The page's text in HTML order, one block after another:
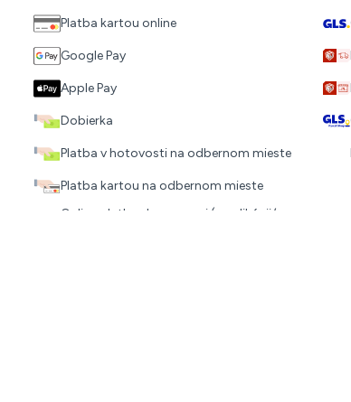
Platba kartou online
Google Pay
Apple Pay
Dobierka
Platba v hotovosti na odbernom mieste
Platba kartou na odbernom mieste
Online platba dopravcovi (v aplikácii/cez